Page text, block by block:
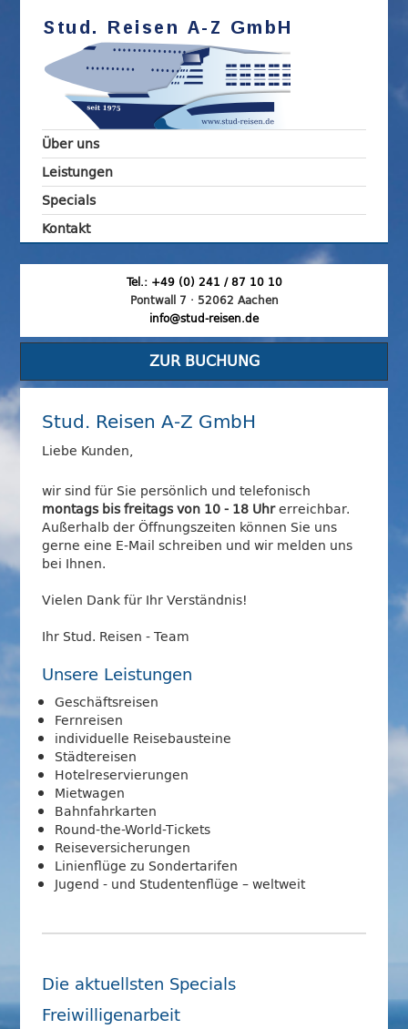
Über uns
Leistungen
Specials
Kontakt
Tel.: +49 (0) 241 / 87 10 10
Pontwall 7 · 52062 Aachen
info@stud-reisen.de
ZUR BUCHUNG
Stud. Reisen A-Z GmbH
Liebe Kunden,
wir sind für Sie persönlich und telefonisch
montags bis freitags von 10 - 18 Uhrerreichbar.
Außerhalb der Öffnungszeiten können Sie uns
gerne eine E-Mail schreiben und wir melden uns
bei Ihnen.
Vielen Dank für Ihr Verständnis!
Ihr Stud. Reisen - Team
Unsere Leistungen
Geschäftsreisen
Fernreisen
individuelle Reisebausteine
Städtereisen
Hotelreservierungen
Mietwagen
Bahnfahrkarten
Round-the-World-Tickets
Reiseversicherungen
Linienflüge zu Sondertarifen
Jugend - und Studentenflüge – weltweit
Die aktuellsten Specials
Freiwilligenarbeit